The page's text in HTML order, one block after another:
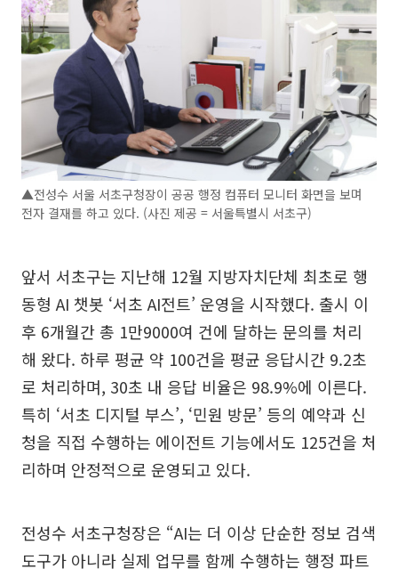
▲전성수 서울 서초구청장이 공공 행정 컴퓨터 모니터 화면을 보며
전자 결재를 하고 있다. (사진 제공 = 서울특별시 서초구)
앞서 서초구는 지난해 12월 지방자치단체 최초로 행
동형 AI 챗봇 ‘서초 AI전트’ 운영을 시작했다. 출시 이
후 6개월간 총 1만9000여 건에 달하는 문의를 처리
해 왔다. 하루 평균 약 100건을 평균 응답시간 9.2초
로 처리하며, 30초 내 응답 비율은 98.9%에 이른다.
특히 ‘서초 디지털 부스’, ‘민원 방문’ 등의 예약과 신
청을 직접 수행하는 에이전트 기능에서도 125건을 처
리하며 안정적으로 운영되고 있다.
전성수 서초구청장은 “AI는 더 이상 단순한 정보 검색
도구가 아니라 실제 업무를 함께 수행하는 행정 파트